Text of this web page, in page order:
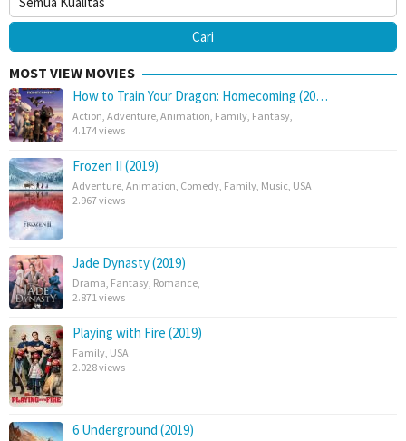
MOST VIEW MOVIES
How to Train Your Dragon: Homecoming (20…
Action Adventure Animation Family Fantasy
4.174 views
Frozen II (2019)
Adventure Animation Comedy Family Music USA
2.967 views
Jade Dynasty (2019)
Drama Fantasy Romance
2.871 views
Playing with Fire (2019)
Family USA
2.028 views
6 Underground (2019)